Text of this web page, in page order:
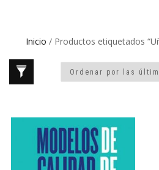
Inicio / Productos etiquetados